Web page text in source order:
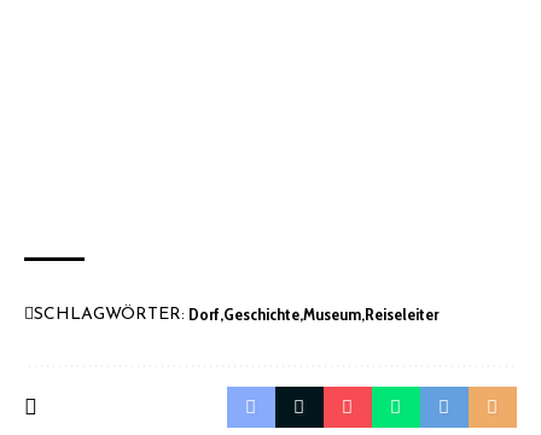
SCHLAGWÖRTER: Dorf GeschichteMuseum Reiseleiter